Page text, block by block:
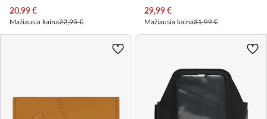
Dabartinė kaina
20,99€
Mažiausia kaina22,95 €
Dabartinė kaina
29,99€
Mažiausia kaina31,99 €